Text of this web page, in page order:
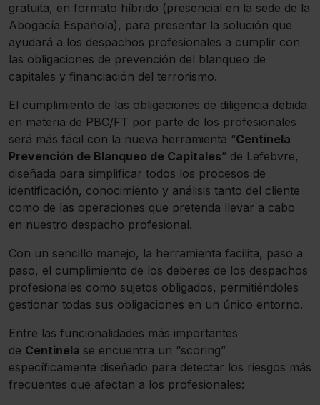
gratuita, en formato híbrido (presencial en la sede de la
Abogacía Española), para presentar la solución que
ayudará a los despachos profesionales a cumplir con
las obligaciones de prevención del blanqueo de
capitales y financiación del terrorismo.
El cumplimiento de las obligaciones de diligencia debida
en materia de PBC/FT por parte de los profesionales
será más fácil con la nueva herramienta “Centinela
Prevención de Blanqueo de Capitales” de Lefebvre,
diseñada para simplificar todos los procesos de
identificación, conocimiento y análisis tanto del cliente
como de las operaciones que pretenda llevar a cabo
en nuestro despacho profesional.
Con un sencillo manejo, la herramienta facilita, paso a
paso, el cumplimiento de los deberes de los despachos
profesionales como sujetos obligados, permitiéndoles
gestionar todas sus obligaciones en un único entorno.
Entre las funcionalidades más importantes
de Centinela se encuentra un “scoring”
específicamente diseñado para detectar los riesgos más
frecuentes que afectan a los profesionales: